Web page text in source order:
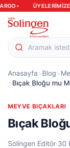
• ÜYELERIMIZE
Anasayfa>Blog>
>Bıçak Bloğu mu
MEYVE BIÇAKLARI
Bıçak
Solingen Editör·30